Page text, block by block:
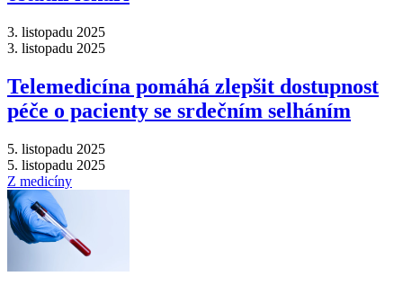
3. listopadu 2025
3. listopadu 2025
Telemedicína pomáhá zlepšit dostupnost
péče o pacienty se srdečním selháním
5. listopadu 2025
5. listopadu 2025
Z medicíny